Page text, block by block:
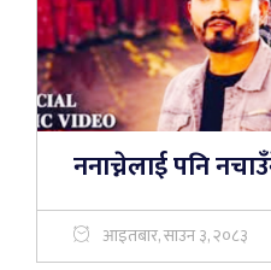
ननाच्नेलाई पनि
आइतबार, साउन ३, २०८३